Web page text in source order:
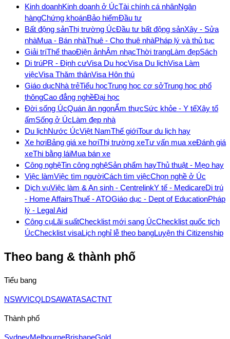
Kinh doanhKinh doanh ở ÚcTài chính cá nhânNgân
hàngChứng khoánBảo hiểmĐầu tư
Bất động sảnThị trường ÚcĐầu tư bất động sảnXây - Sửa
nhàMua - Bán nhàThuê - Cho thuê nhàPháp lý và thủ tục
Giải tríThể thaoĐiện ảnhÂm nhạcThời trangLàm đẹpSách
Di trúPR - Định cưVisa Du họcVisa Du lịchVisa Làm
việcVisa Thăm thânVisa Hôn thú
Giáo dụcNhà trẻTiểu họcTrung học cơ sởTrung học phổ
thôngCao đẳng nghềĐại học
Đời sống ÚcQuán ăn ngonẨm thựcSức khỏe - Y tếXây tổ
ấmSống ở ÚcLàm đẹp nhà
Du lịchNước ÚcViệt NamThế giớiTour du lịch hay
Xe hơiBảng giá xe hơiThị trường xeTư vấn mua xeĐánh giá
xeThi bằng láiMua bán xe
Công nghệTin công nghệSản phẩm hayThủ thuật - Mẹo hay
Việc làmViệc tìm ngườiCách tìm việcChọn nghề ở Úc
Dịch vụViệc làm & An sinh - CentrelinkY tế - MedicareDi trú
- Home AffairsThuế - ATOGiáo dục - Dept of EducationPháp
lý - Legal Aid
Công cụLãi suấtChecklist mới sang ÚcChecklist quốc tịch
ÚcChecklist visaLịch nghỉ lễ theo bangLuyện thi Citizenship
Theo bang & thành phố
Tiểu bang
NSWVICQLDSAWATASACTNT
Thành phố